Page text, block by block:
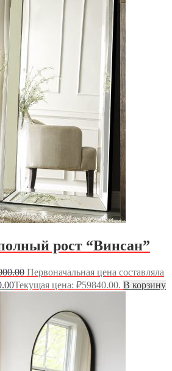
рост “Винсан”
Первоначальная цена составляла
Текущая цена: ₽59840.00. В корзину